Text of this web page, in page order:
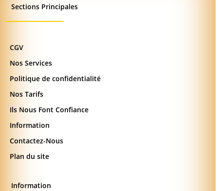
Sections Principales
CGV
Nos Services
Politique de confidentialité
Nos Tarifs
Ils Nous Font Confiance
Information
Contactez-Nous
Plan du site
Information